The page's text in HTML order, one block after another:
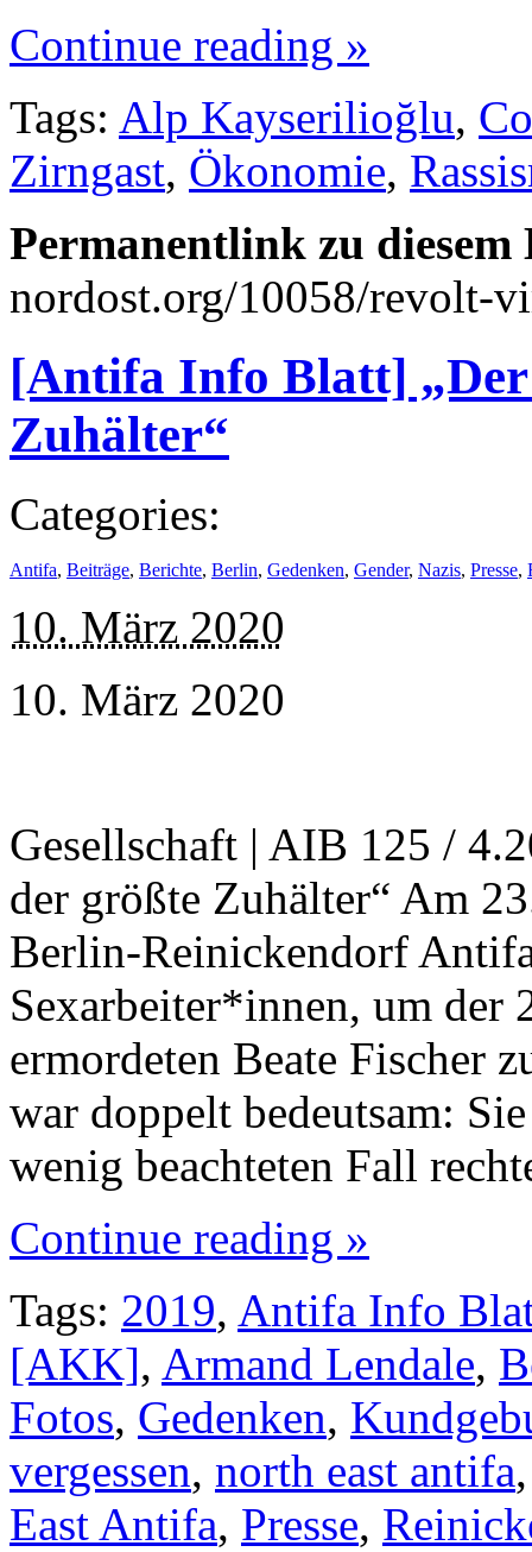
Continue reading »
Tags: Alp Kayserilioğlu,
Zirngast, Ökonomie,
Permanentlink zu
nordost.org/10058/revolt-
[Antifa Info Blatt]
Zuhälter“
Categories:
Antifa, Beiträge, Berichte, Berlin, Gedenken, Gender, Nazis, Presse,
10. März 2020
10. März 2020
Gesellschaft | AIB 125 /
der größte Zuhälter“ Am
Berlin-Reinickendorf
Sexarbeiter*innen, um der
ermordeten Beate Fischer
war doppelt bedeutsam:
wenig beachteten Fall
Continue reading »
Tags: 2019, Antifa Info
[AKK], Armand Lendale,
Fotos, Gedenken,
vergessen, north east antifa
East Antifa, Presse,